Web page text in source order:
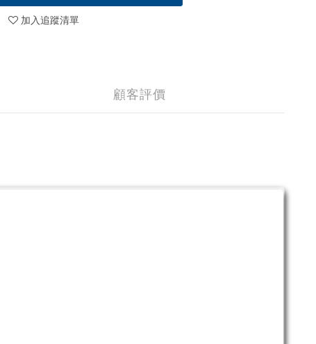
加入追蹤清單
顧客評價